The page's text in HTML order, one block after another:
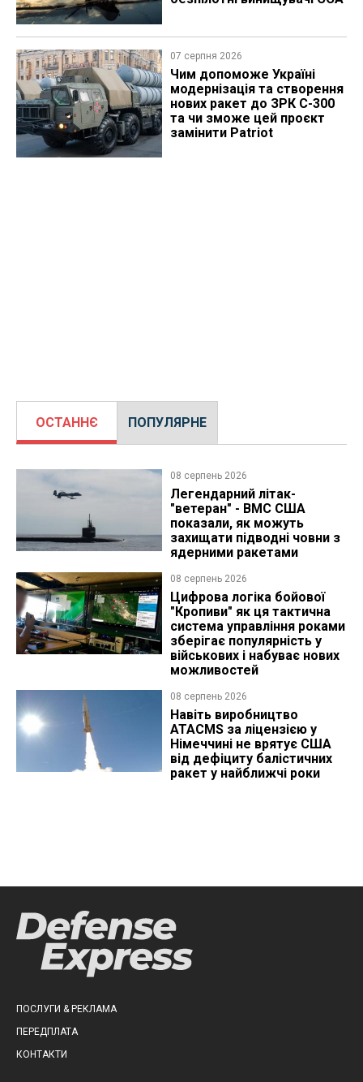
07 серпня 2026
Чим допоможе Україні
модернізація та створення
нових ракет до ЗРК С-300
та чи зможе цей проєкт
замінити Patriot
ОСТАННЄ ПОПУЛЯРНЕ
08 серпень 2026
Легендарний літак-
"ветеран" - ВМС США
показали, як можуть
захищати підводні човни з
ядерними ракетами
08 серпень 2026
Цифрова логіка бойової
"Кропиви" як ця тактична
система управління роками
зберігає популярність у
військових і набуває нових
можливостей
08 серпень 2026
Навіть виробництво
ATACMS за ліцензією у
Німеччині не врятує США
від дефіциту балістичних
ракет у найближчі роки
ПОСЛУГИ & РЕКЛАМА
ПЕРЕДПЛАТА
КОНТАКТИ